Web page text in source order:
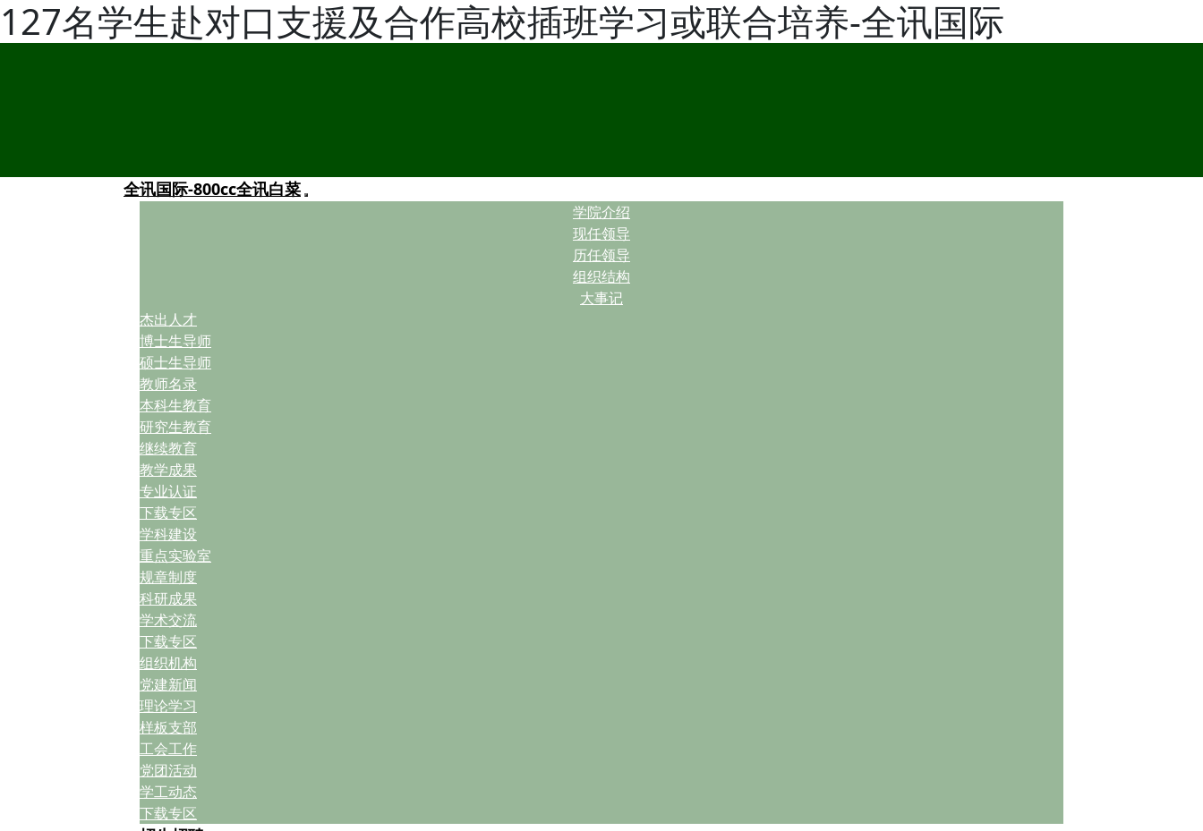
127名学生赴对口支援及合作高校插班学习或联合培养-全讯国际
全讯国际-800cc全讯白菜
学院介绍
现任领导
历任领导
组织结构
大事记
杰出人才
博士生导师
硕士生导师
教师名录
本科生教育
研究生教育
继续教育
教学成果
专业认证
下载专区
学科建设
重点实验室
规章制度
科研成果
学术交流
下载专区
组织机构
党建新闻
理论学习
样板支部
工会工作
党团活动
学工动态
下载专区